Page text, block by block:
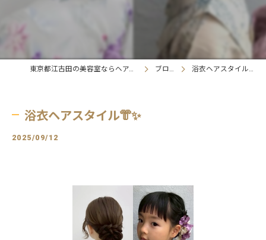
東京都江古田の美容室ならヘアメンテ ブログ 浴衣ヘアスタイル👘✨
浴衣ヘアスタイル👘✨
2025/09/12